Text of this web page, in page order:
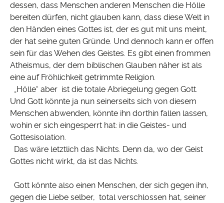
dessen, dass Menschen anderen Menschen die Hölle
bereiten dürfen, nicht glauben kann, dass diese Welt in
den Händen eines Gottes ist, der es gut mit uns meint,
der hat seine guten Gründe. Und dennoch kann er offen
sein für das Wehen des Geistes. Es gibt einen frommen
Atheismus, der dem biblischen Glauben näher ist als
eine auf Fröhlichkeit getrimmte Religion.
„Hölle“ aber ist die totale Abriegelung gegen Gott.
Und Gott könnte ja nun seinerseits sich von diesem
Menschen abwenden, könnte ihn dorthin fallen lassen,
wohin er sich eingesperrt hat: in die Geistes- und
Gottesisolation.
Das wäre letztlich das Nichts. Denn da, wo der Geist
Gottes nicht wirkt, da ist das Nichts.
Gott könnte also einen Menschen, der sich gegen ihn,
gegen die Liebe selber, total verschlossen hat, seiner